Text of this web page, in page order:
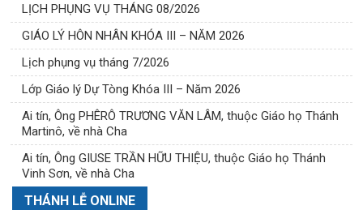
LỊCH PHỤNG VỤ THÁNG 08/2026
GIÁO LÝ HÔN NHÂN KHÓA III – NĂM 2026
Lịch phụng vụ tháng 7/2026
Lớp Giáo lý Dự Tòng Khóa III – Năm 2026
Ai tín, Ông PHÊRÔ TRƯƠNG VĂN LÂM, thuộc Giáo họ Thánh
Martinô, về nhà Cha
Ai tín, Ông GIUSE TRẦN HỮU THIỆU, thuộc Giáo họ Thánh
Vinh Sơn, về nhà Cha
THÁNH LỄ ONLINE